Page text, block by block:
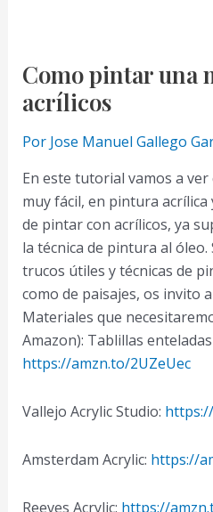
Como pintar una
acrílicos
Por Jose Manuel Gallego
En este tutorial vamos a
muy fácil, en pintura acrílica
de pintar con acrílicos, ya
la técnica de pintura al
trucos útiles y técnicas de
como de paisajes, os invito
Materiales que
Amazon): Tablillas
https://amzn.to/2UZeUec
Vallejo Acrylic Studio:
Amsterdam Acrylic: https://
Reeves Acrylic: https://